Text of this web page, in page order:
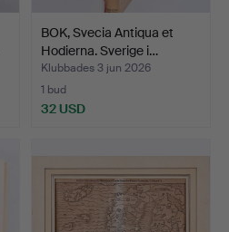
BOK, Svecia Antiqua et
Hodierna. Sverige i…
Klubbades 3 jun 2026
1 bud
32 USD